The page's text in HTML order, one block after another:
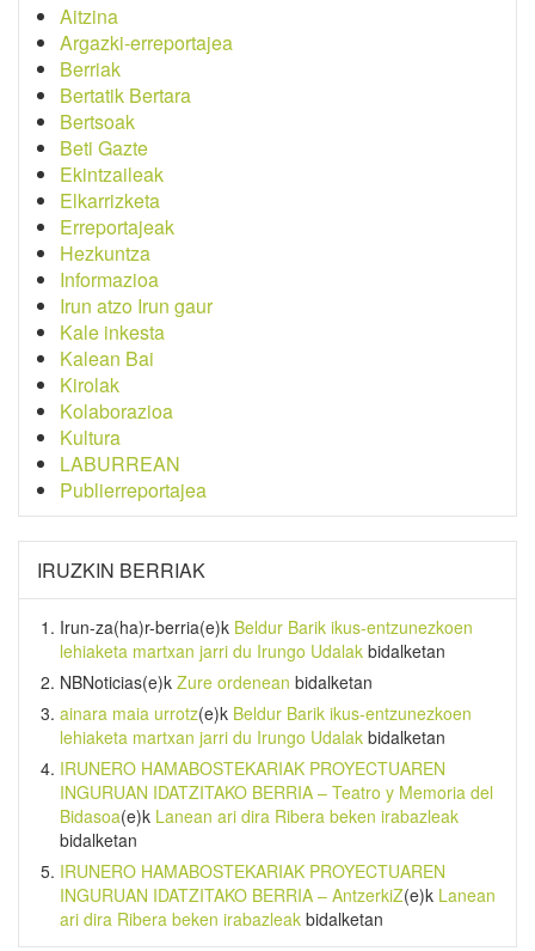
Aitzina
Argazki-erreportajea
Berriak
Bertatik Bertara
Bertsoak
Beti Gazte
Ekintzaileak
Elkarrizketa
Erreportajeak
Hezkuntza
Informazioa
Irun atzo Irun gaur
Kale inkesta
Kalean Bai
Kirolak
Kolaborazioa
Kultura
LABURREAN
Publierreportajea
IRUZKIN BERRIAK
Irun-za(ha)r-berria(e)k Beldur Barik ikus-entzunezkoen
lehiaketa martxan jarri du Irungo Udalak bidalketan
NBNoticias(e)k Zure ordenean bidalketan
ainara maia urrotz(e)k Beldur Barik ikus-entzunezkoen
lehiaketa martxan jarri du Irungo Udalak bidalketan
IRUNERO HAMABOSTEKARIAK PROYECTUAREN
INGURUAN IDATZITAKO BERRIA – Teatro y Memoria del
Bidasoa(e)k Lanean ari dira Ribera beken irabazleak
bidalketan
IRUNERO HAMABOSTEKARIAK PROYECTUAREN
INGURUAN IDATZITAKO BERRIA – AntzerkiZ(e)k Lanean
ari dira Ribera beken irabazleak bidalketan